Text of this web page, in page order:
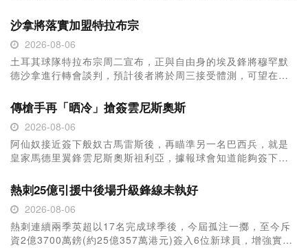
沙拿將落實加盟特拉布宗
2026-08-06
土耳其球隊特拉布宗周二宣布，正與自由身的埃及鋒將穆罕默
德沙拿進行轉會談判，預計後者將於周三接受體測，可望在本
傳槍手再「晒冷」搶簽雲尼斯奧斯
2026-08-06
阿仙奴接近簽下般奴古馬雷斯後，再瞄準另一名巴西兵，就是
皇家馬德里翼鋒雲尼斯奧斯祖利亞，據報球會知道能夠簽下後
熱刺25億引援中後場升級鋒線未執好
2026-08-06
熱刺連續兩季英超以17名完成球季後，今屆孤注一擲，至今斥
資2億3700萬鎊(約25億357萬港元)簽入6位新球員，增強實力